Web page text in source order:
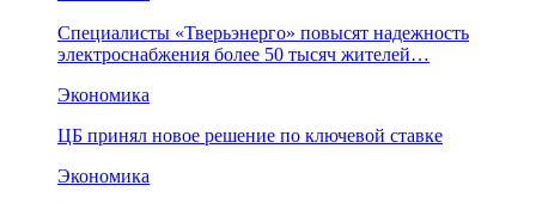
Специалисты «Тверьэнерго» повысят надежность
электроснабжения более 50 тысяч жителей…
Экономика
ЦБ принял новое решение по ключевой ставке
Экономика